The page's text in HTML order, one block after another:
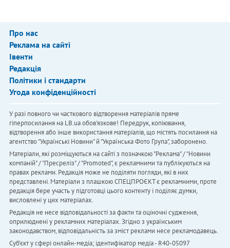
Про нас
Реклама на сайті
Івенти
Редакція
Політики і стандарти
Угода конфіденційності
У разі повного чи часткового відтворення матеріалів пряме
гіперпосилання на LB.ua обов'язкове! Передрук, копіювання,
відтворення або інше використання матеріалів, що містять посилання на
агентство "Українськi Новини" й "Українська Фото Група", заборонено.
Матеріали, які розміщуються на сайті з позначкою "Реклама" / "Новини
компаній" / "Пресреліз" / "Promoted", є рекламними та публікуються на
правах реклами. Редакція може не поділяти погляди, які в них
представлені. Матеріали з плашкою СПЕЦПРОЄКТ є рекламними, проте
редакція бере участь у підготовці цього контенту і поділяє думки,
висловлені у цих матеріалах.
Редакція не несе відповідальності за факти та оціночні судження,
оприлюднені у рекламних матеріалах. Згідно з українським
законодавством, відповідальність за зміст реклами несе рекламодавець.
Cуб'єкт у сфері онлайн-медіа; ідентифікатор медіа - R40-05097